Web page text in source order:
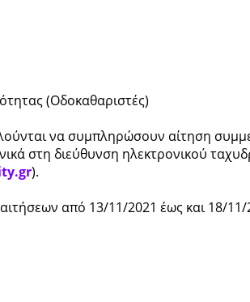
(Οδοκαθαριστές)
να συμπληρώσουν αίτηση
στη διεύθυνση ηλεκτρονικού
).
από 13/11/2021 έως και 18/11/